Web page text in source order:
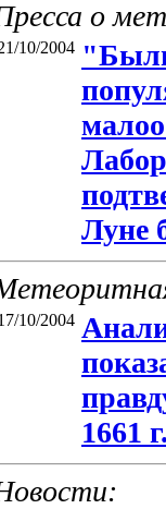
о
10/2004
Луне
10/2004
1661